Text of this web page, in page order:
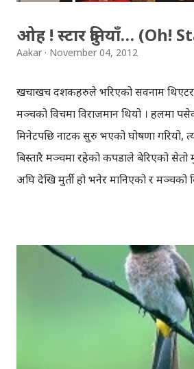
ओह ! स्टार दुनियाँ… (Oh!
Aakar November 04, 2012
खचाखच दर्शकहरुले भरिएको सर्वनाम
मञ्चको विचमा विराजमान थियो । हलमा
मिनेटपछि नाटक सुरु भएको घोषणा गरियो,
बिस्तारै मञ्चमा रहेको कपडाले बेरिएको सेतो
अघि देखि मुर्ती हो भनेर मानिएको र मञ्चको
(राजकुमार पुडासैनी) को सहारामा अघि
अन्य पात्रहरुको प्रवेश हुन्छ । ती सबै
भएपनि, चुरो कुरो यही अभिनय, फिल्मी
जोडिएकोछ । सबै पात्रको धुन स्टार बन्ने
तर फिल्मी दुनियाँ बाहिरबाट सोचेजति सरल
राजेश हमाल देखि रेखा थापासम्मको झल्को